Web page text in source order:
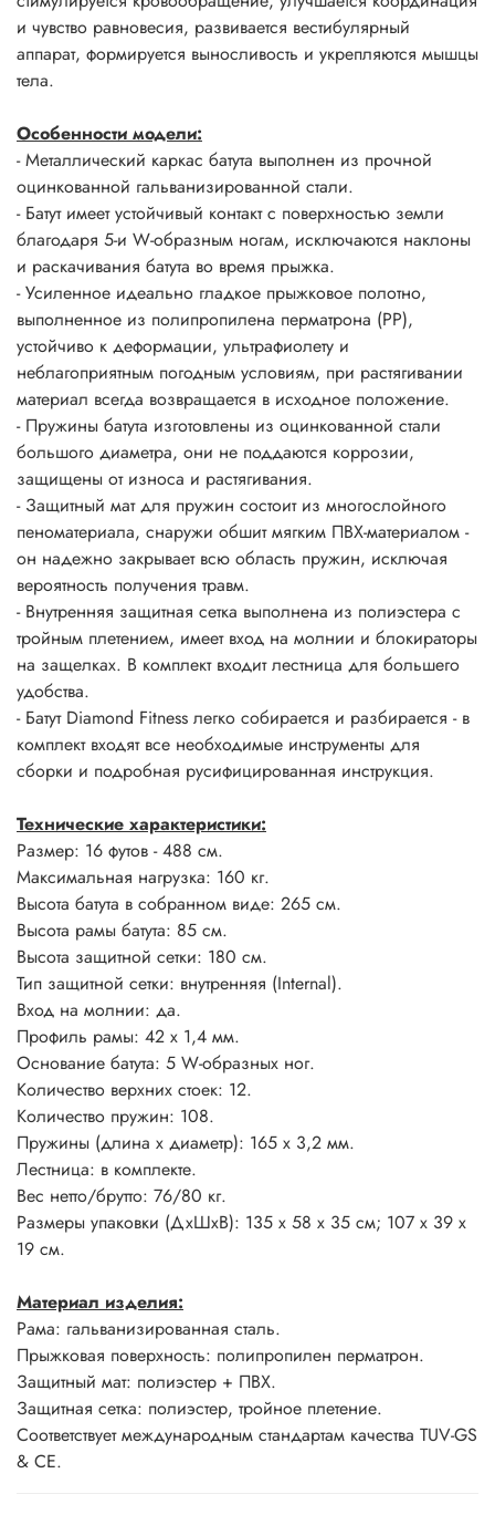
и чувство равновесия, развивается вестибулярный
аппарат, формируется выносливость и укрепляются мышцы
тела.
Особенности модели:
- Металлический каркас батута выполнен из прочной
оцинкованной гальванизированной стали.
- Батут имеет устойчивый контакт с поверхностью земли
благодаря 5-и W-образным ногам, исключаются наклоны
и раскачивания батута во время прыжка.
- Усиленное идеально гладкое прыжковое полотно,
выполненное из полипропилена перматрона (PP),
устойчиво к деформации, ультрафиолету и
неблагоприятным погодным условиям, при растягивании
материал всегда возвращается в исходное положение.
- Пружины батута изготовлены из оцинкованной стали
большого диаметра, они не поддаются коррозии,
защищены от износа и растягивания.
- Защитный мат для пружин состоит из многослойного
пеноматериала, снаружи обшит мягким ПВХ-материалом -
он надежно закрывает всю область пружин, исключая
вероятность получения травм.
- Внутренняя защитная сетка выполнена из полиэстера с
тройным плетением, имеет вход на молнии и блокираторы
на защелках. В комплект входит лестница для большего
удобства.
- Батут Diamond Fitness легко собирается и разбирается - в
комплект входят все необходимые инструменты для
сборки и подробная русифицированная инструкция.
Технические характеристики:
Размер: 16 футов - 488 см.
Максимальная нагрузка: 160 кг.
Высота батута в собранном виде: 265 см.
Высота рамы батута: 85 см.
Высота защитной сетки: 180 см.
Тип защитной сетки: внутренняя (Internal).
Вход на молнии: да.
Профиль рамы: 42 х 1,4 мм.
Основание батута: 5 W-образных ног.
Количество верхних стоек: 12.
Количество пружин: 108.
Пружины (длина х диаметр): 165 х 3,2 мм.
Лестница: в комплекте.
Вес нетто/брутто: 76/80 кг.
Размеры упаковки (ДхШхВ): 135 х 58 х 35 см; 107 х 39 х
19 см.
Материал изделия:
Рама: гальванизированная сталь.
Прыжковая поверхность: полипропилен перматрон.
Защитный мат: полиэстер + ПВХ.
Защитная сетка: полиэстер, тройное плетение.
Соответствует международным стандартам качества TUV-GS
& CE.